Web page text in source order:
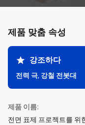
제품 맞춤 속성
강조하다
전력 극, 강철 전봇대
제품 이름:
전면 표제 프로젝트를 위